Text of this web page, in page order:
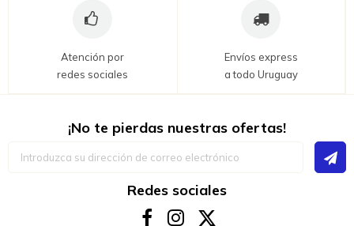
Atención por
redes sociales
Envíos express
a todo Uruguay
¡No te pierdas nuestras ofertas!
Redes sociales